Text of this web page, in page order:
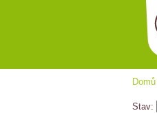
Domů
Stav: